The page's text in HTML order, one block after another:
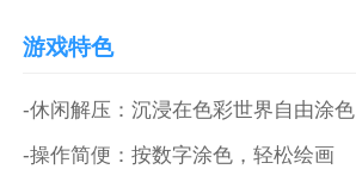
游戏特色
-休闲解压：沉浸在色彩世界自由涂色
-操作简便：按数字涂色，轻松绘画